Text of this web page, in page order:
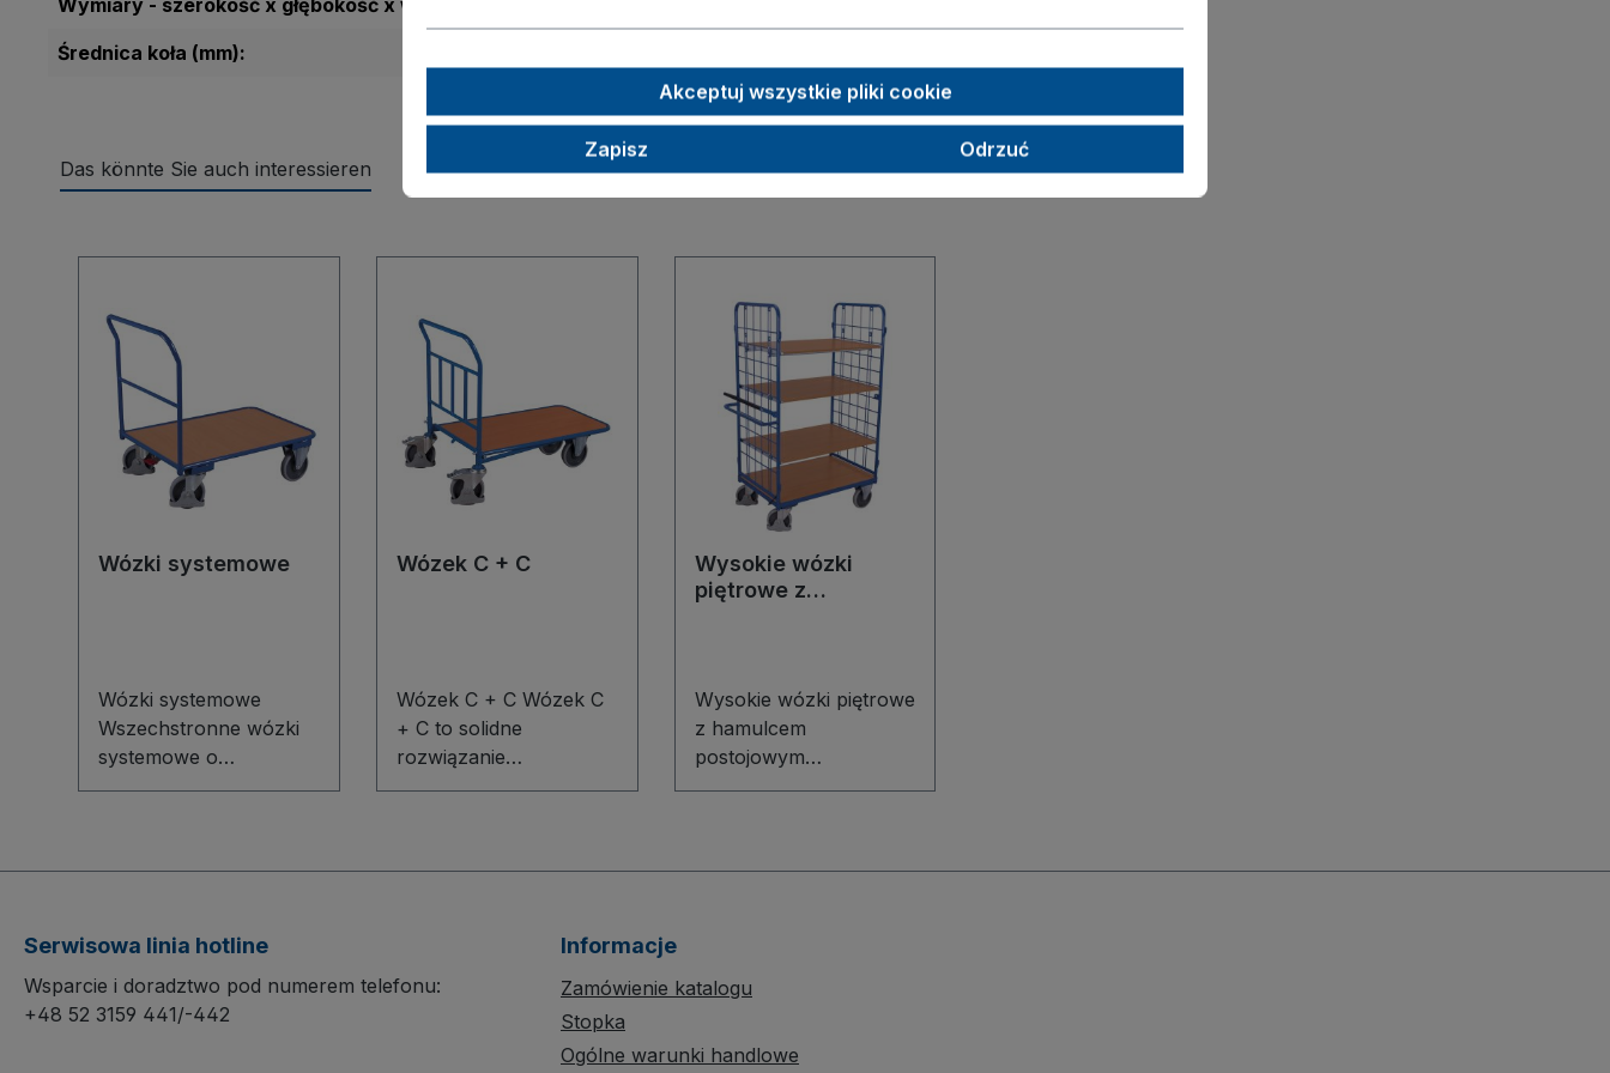
Wymiary - szerokość x głębokość x wysokość (mm):
Średnica koła (mm):
Das könnte Sie auch interessieren
Wózki systemowe
Wózki systemowe
Wszechstronne wózki
systemowe o
modułowej budowie, z
drewnopodobnej i
wysoką odporność na
uszkodzenia
mechaniczne oraz
Wózek C + C
Wózek C + C Wózek C
+ C to solidne
rozwiązanie
transportowe do
konstrukcja stalowa
powierzchnia użytkowa
z płyty
cechuje się wysoką
Wysokie wózki
piętrowe z
Wysokie wózki piętrowe
z hamulcem
postojowym
Bezpieczne piętrzenie i
z hamulcem
towarów na kilku
stalowa konstrukcja,
Serwisowa linia hotline
Wsparcie i doradztwo pod numerem telefonu:
+48 52 3159 441/-442
Informacje
Zamówienie katalogu
Stopka
Ogólne warunki handlowe
Akceptuj wszystkie pliki cookie
Zapisz Odrzuć